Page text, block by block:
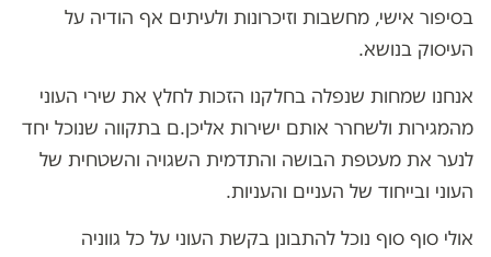
בסיפור אישי, מחשבות וזיכרונות ולעיתים אף הודיה על
העיסוק בנושא.
אנחנו שמחות שנפלה בחלקנו הזכות לחלץ את שירי העוני
מהמגירות ולשחרר אותם ישירות אליכן.ם בתקווה שנוכל יחד
לנער את מעטפת הבושה והתדמית השגויה והשטחית של
העוני ובייחוד של העניים והעניות.
אולי סוף סוף נוכל להתבונן בקשת העוני על כל גווניה